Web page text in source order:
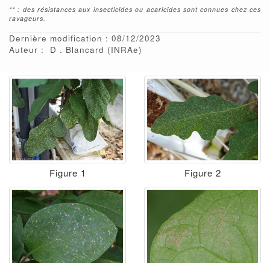
** : des résistances aux insecticides ou acaricides sont connues chez ces
ravageurs.
Dernière modification : 08/12/2023
Auteur :
D Blancard (INRAe)
Figure 1 Figure 2